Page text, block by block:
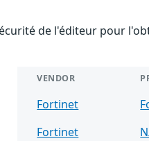
de l'éditeur pour
VENDOR
Fortinet
Fortinet